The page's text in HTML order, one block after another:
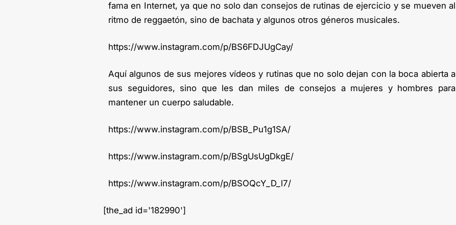
fama en Internet, ya que no solo dan consejos de rutinas de ejercicio y se mueven al
ritmo de reggaetón, sino de bachata y algunos otros géneros musicales.
https://www.instagram.com/p/BS6FDJUgCay/
Aquí algunos de sus mejores vídeos y rutinas que no solo dejan con la boca abierta a
sus seguidores, sino que les dan miles de consejos a mujeres y hombres para
mantener un cuerpo saludable.
https://www.instagram.com/p/BSB_Pu1g1SA/
https://www.instagram.com/p/BSgUsUgDkgE/
https://www.instagram.com/p/BSOQcY_D_l7/
[the_ad id='182990']